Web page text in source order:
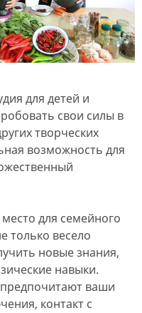
для детей и
свои силы в
творческих
возможность для
для семейного
только весело
новые знания,
навыки.
ваши
контакт с